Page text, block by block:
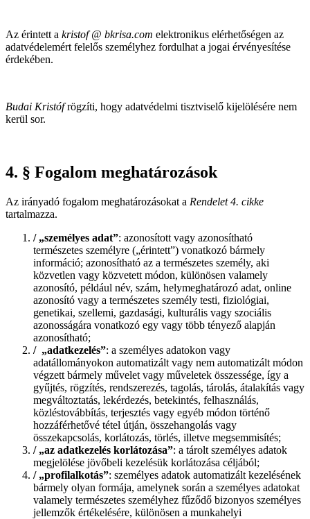
Az érintett a kristof @ bkrisa.com elektronikus elérhetőségen az
adatvédelemért felelős személyhez fordulhat a jogai érvényesítése
érdekében.
Budai Kristófrögzíti, hogy adatvédelmi tisztviselő kijelölésére nem
kerül sor.
4. § Fogalom meghatározások
Az irányadó fogalom meghatározásokat a Rendelet 4. cikke
tartalmazza.
/„személyes adat”: azonosított vagy azonosítható
természetes személyre („érintett”) vonatkozó bármely
információ; azonosítható az a természetes személy, aki
közvetlen vagy közvetett módon, különösen valamely
azonosító, például név, szám, helymeghatározó adat, online
azonosító vagy a természetes személy testi, fiziológiai,
genetikai, szellemi, gazdasági, kulturális vagy szociális
azonosságára vonatkozó egy vagy több tényező alapján
azonosítható;
/„adatkezelés”: a személyes adatokon vagy
adatállományokon automatizált vagy nem automatizált módon
végzett bármely művelet vagy műveletek összessége, így a
gyűjtés, rögzítés, rendszerezés, tagolás, tárolás, átalakítás vagy
megváltoztatás, lekérdezés, betekintés, felhasználás,
közléstovábbítás, terjesztés vagy egyéb módon történő
hozzáférhetővé tétel útján, összehangolás vagy
összekapcsolás, korlátozás, törlés, illetve megsemmisítés;
/„az adatkezelés korlátozása”: a tárolt személyes adatok
megjelölése jövőbeli kezelésük korlátozása céljából;
/„profilalkotás”: személyes adatok automatizált kezelésének
bármely olyan formája, amelynek során a személyes adatokat
valamely természetes személyhez fűződő bizonyos személyes
jellemzők értékelésére, különösen a munkahelyi